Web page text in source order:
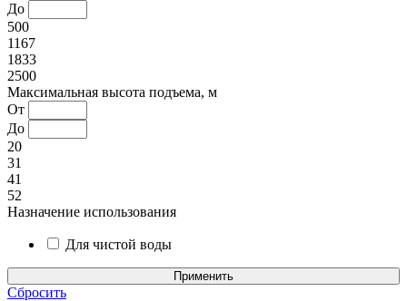
До
500
1167
1833
2500
Максимальная высота подъема, м
От
До
20
31
41
52
Назначение использования
Для чистой воды
Сбросить